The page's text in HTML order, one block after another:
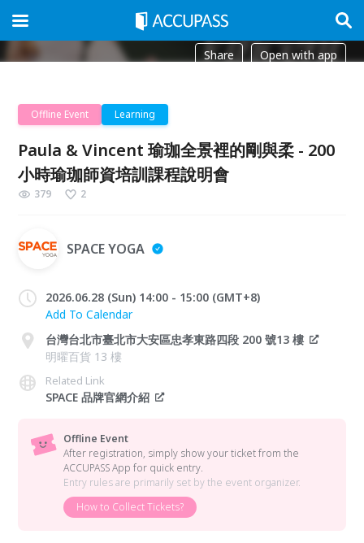
Share Open with app
Offline Event Learning
Paula & Vincent 瑜珈全景裡的剛與柔 - 200
小時瑜珈師資培訓課程說明會
379 2
SPACE YOGA
2026.06.28 (Sun) 14:00 - 15:00 (GMT+8)
Add To Calendar
台灣台北市臺北市大安區忠孝東路四段 200 號13 樓
明曜百貨 13 樓
Related Link
SPACE 品牌官網介紹
Offline Event
After registration, simply show your ticket from the
ACCUPASS App for quick entry.
Entry rules are primarily set by the event organizer.
How to Collect Tickets?